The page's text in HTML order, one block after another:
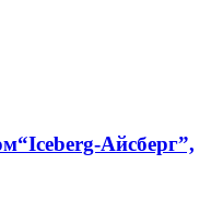
Айсберг”,